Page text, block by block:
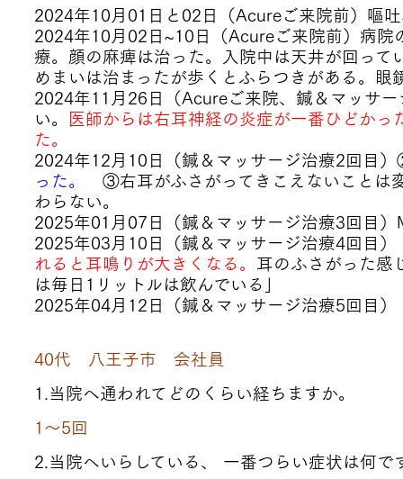
2024年10月01日と02日（Acureご来院前）嘔
2024年10月02日~10日（Acureご来院前）病院
療。顔の麻痺は治った。入院中は天井が回っ
めまいは治まったが歩くとふらつきがある。
2024年11月26日（Acureご来院、鍼＆マッサ
い。 医師からは右耳神経の炎症が一番ひどかっ
た。
2024年12月10日（鍼＆マッサージ治療2回目
った。 ③右耳がふさがってきこえないこと
わらない。
2025年01月07日（鍼＆マッサージ治療3回目
2025年03月10日（鍼＆マッサージ治療4回目）
れると耳鳴りが大きくなる。 耳のふさがった感
は毎日1リットルは飲んでいる」
2025年04月12日（鍼＆マッサージ治療5回目）
40代 八王子市 会社員
1.当院へ通われてどのくらい経ちますか。
1～5回
2.当院へいらしている、 一番つらい症状は何で